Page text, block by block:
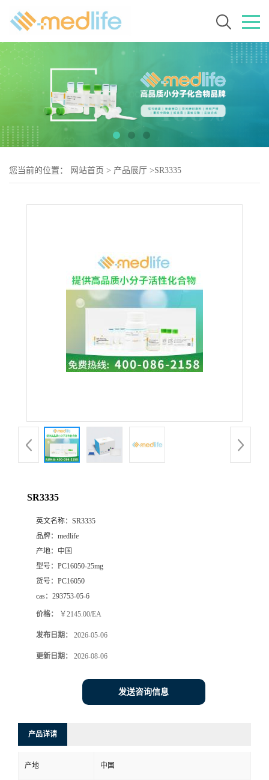
您当前的位置： 网站首页 > 产品展厅 >SR3335
SR3335
英文名称： SR3335
品牌： medlife
产地： 中国
型号： PC16050-25mg
货号： PC16050
cas： 293753-05-6
价格： ￥2145.00/EA
发布日期： 2026-05-06
更新日期： 2026-08-06
发送咨询信息
产品详请
产地 中国